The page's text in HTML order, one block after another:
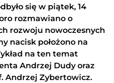
się w piątek, 14
rozmawiano o
rozwoju nowoczesnych
nacisk położono na
na ten temat
Andrzej Dudy oraz
Andrzej Zybertowicz.